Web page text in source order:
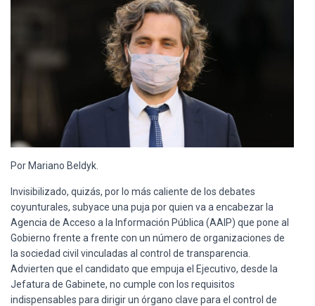
Por Mariano Beldyk.
Invisibilizado, quizás, por lo más caliente de los debates
coyunturales, subyace una puja por quien va a encabezar la
Agencia de Acceso a la Información Pública (AAIP) que pone al
Gobierno frente a frente con un número de organizaciones de
la sociedad civil vinculadas al control de transparencia.
Advierten que el candidato que empuja el Ejecutivo, desde la
Jefatura de Gabinete, no cumple con los requisitos
indispensables para dirigir un órgano clave para el control de